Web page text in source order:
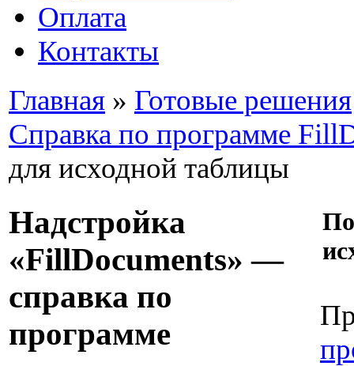
Оплата
Контакты
Главная » Готовые решения
Справка по программе
для исходной таблицы
Надстройка
«FillDocuments» —
справка по
программе